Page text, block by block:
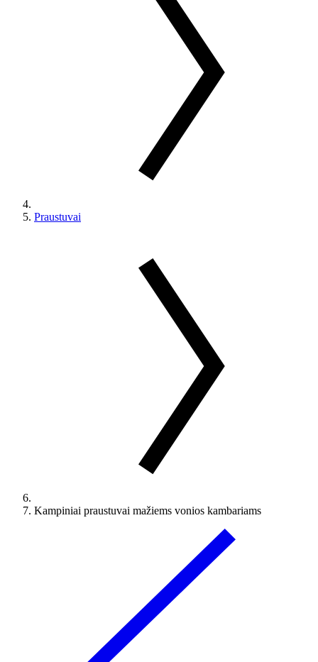
Praustuvai
Kampiniai praustuvai mažiems vonios kambariams